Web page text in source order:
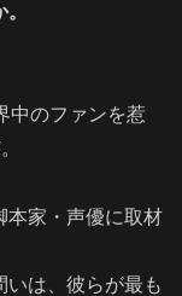
中のファンを惹
本家・声優に取材
いは、彼らが最も